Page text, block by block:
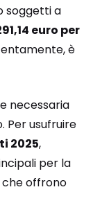
soggetti a
euro per
è
necessaria
Per usufruire
2025,
per la
che offrono